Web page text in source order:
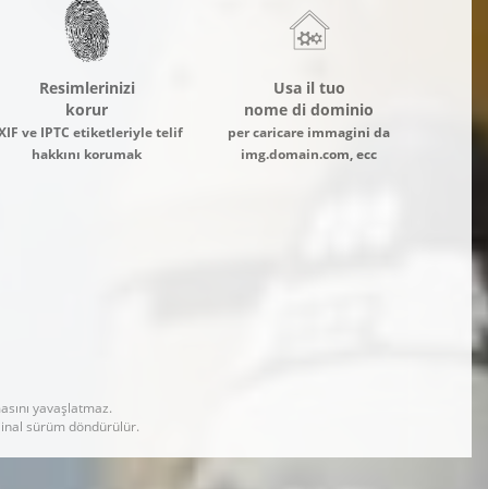
Resimlerinizi
korur
ve IPTC etiketleriyle telif
hakkını korumak
Usa il tuo
nome di dominio
per caricare immagini da
img.domain.com, ecc
yavaşlatmaz.
sürüm döndürülür.